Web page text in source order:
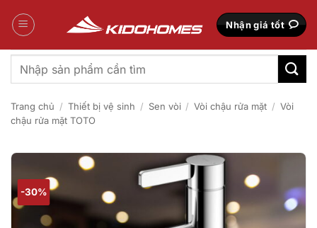
qua
Nhận giá tốt
Tìm
kiếm:
Trang chủ / Thiết bị vệ sinh / Sen vòi / Vòi chậu rửa mặt / Vòi
chậu rửa mặt TOTO
-30%